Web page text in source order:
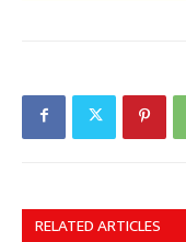
RELATED ARTICLES